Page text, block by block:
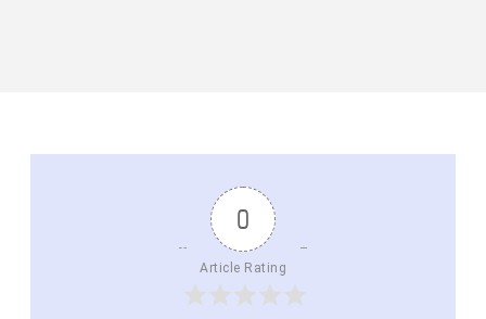
0
Article Rating